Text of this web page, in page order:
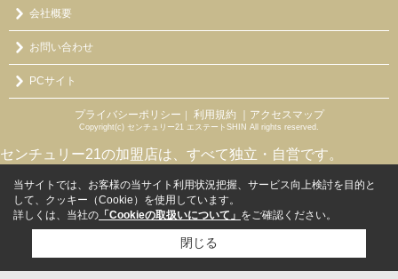
会社概要
お問い合わせ
PCサイト
プライバシーポリシー 利用規約 ｜アクセスマップ
Copyright(c) センチュリー21 エステートSHIN All rights reserved.
センチュリー21の加盟店は、すべて独立・自営です。
当サイトでは、お客様の当サイト利用状況把握、サービス向上検討を目的と
して、クッキー（Cookie）を使用しています。
詳しくは、当社の 「Cookieの取扱いについて」 をご確認ください。
閉じる